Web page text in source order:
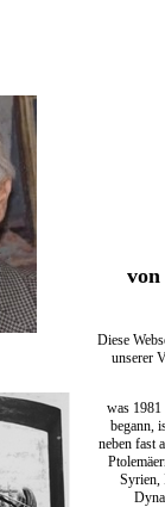
von
Diese
unserer
was 1981
begann,
neben fast
Syrien,